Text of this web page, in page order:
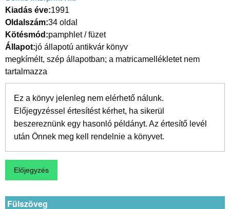
Kiadás éve 1991
Oldalszám 34 oldal
Kötésmód pamphlet / füzet
Állapot jó állapotú antikvár könyv
megkímélt, szép állapotban; a matricamellékletet nem
tartalmazza
Ez a könyv jelenleg nem elérhető nálunk.
Előjegyzéssel értesítést kérhet, ha sikerül
beszereznünk egy hasonló példányt. Az értesítő levél
után Önnek meg kell rendelnie a könyvet.
Fülszöveg